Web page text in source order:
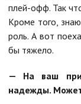
плей-офф. Так
Кроме того,
роль. А вот
бы тяжело.
— На ваш
надежды.